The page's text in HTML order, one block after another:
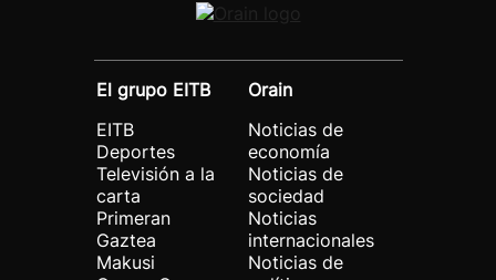
El grupo EITB
EITB
Deportes
Televisión a la
carta
Primeran
Gaztea
Makusi
Orain
Noticias de
economía
Noticias de
sociedad
Noticias
internacionales
Noticias de